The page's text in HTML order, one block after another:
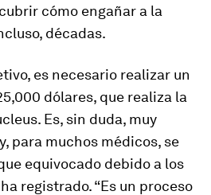
cómo engañar a la
décadas.
es necesario realizar un
dólares, que realiza la
Es, sin duda, muy
para muchos médicos, se
equivocado debido a los
registrado. “Es un proceso